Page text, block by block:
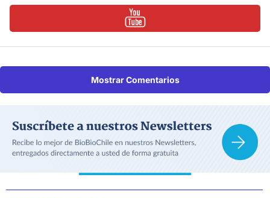
Mostrar Comentarios